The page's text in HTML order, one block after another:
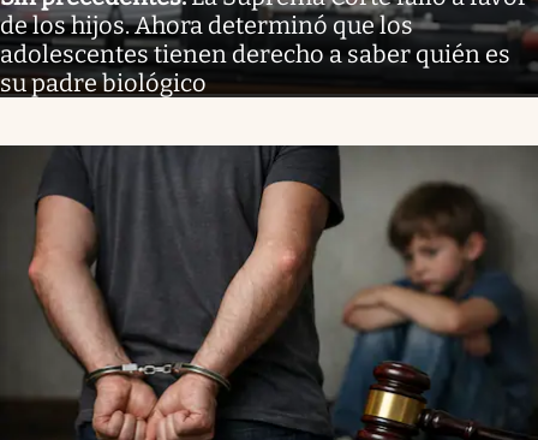
de los hijos. Ahora determinó que los
adolescentes tienen derecho a saber quién es
su padre biológico